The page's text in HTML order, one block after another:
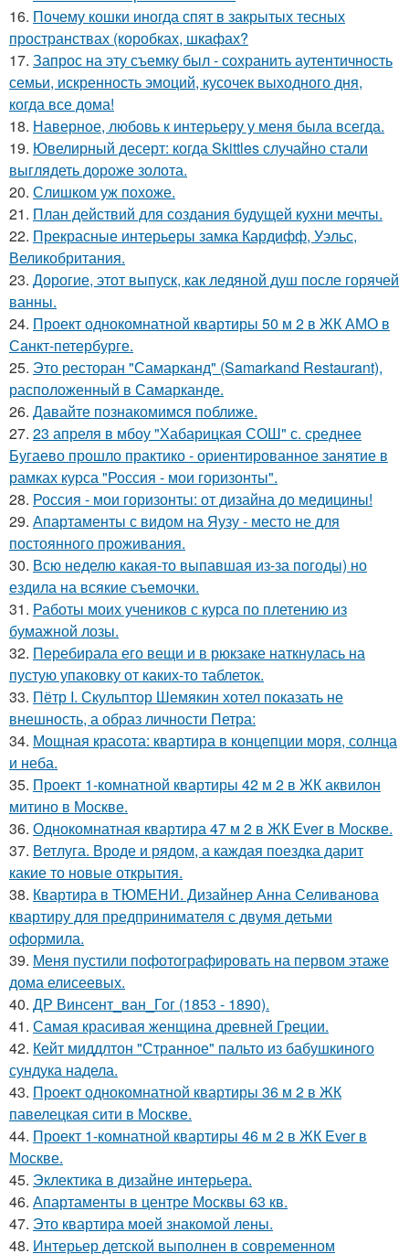
16. Почему кошки иногда спят в закрытых тесных
пространствах (коробках, шкафах?
17. Запрос на эту съемку был - сохранить аутентичность
семьи, искренность эмоций, кусочек выходного дня,
когда все дома!
18. Наверное, любовь к интерьеру у меня была всегда.
19. Ювелирный десерт: когда Skittles случайно стали
выглядеть дороже золота.
20. Слишком уж похоже.
21. План действий для создания будущей кухни мечты.
22. Прекрасные интерьеры замка Кардифф, Уэльс,
Великобритания.
23. Дорогие, этот выпуск, как ледяной душ после горячей
ванны.
24. Проект однокомнатной квартиры 50 м 2 в ЖК АМО в
Санкт-петербурге.
25. Это ресторан "Самарканд" (Samarkand Restaurant),
расположенный в Самарканде.
26. Давайте познакомимся поближе.
27. 23 апреля в мбоу "Хабарицкая СОШ" с. среднее
Бугаево прошло практико - ориентированное занятие в
рамках курса "Россия - мои горизонты".
28. Россия - мои горизонты: от дизайна до медицины!
29. Апартаменты с видом на Яузу - место не для
постоянного проживания.
30. Всю неделю какая-то выпавшая из-за погоды) но
ездила на всякие съемочки.
31. Работы моих учеников с курса по плетению из
бумажной лозы.
32. Перебирала его вещи и в рюкзаке наткнулась на
пустую упаковку от каких-то таблеток.
33. Пётр I. Скульптор Шемякин хотел показать не
внешность, а образ личности Петра:
34. Мощная красота: квартира в концепции моря, солнца
и неба.
35. Проект 1-комнатной квартиры 42 м 2 в ЖК аквилон
митино в Москве.
36. Однокомнатная квартира 47 м 2 в ЖК Ever в Москве.
37. Ветлуга. Вроде и рядом, а каждая поездка дарит
какие то новые открытия.
38. Квартира в ТЮМЕНИ. Дизайнер Анна Селиванова
квартиру для предпринимателя с двумя детьми
оформила.
39. Меня пустили пофотографировать на первом этаже
дома елисеевых.
40. ДР Винсент_ван_Гог (1853 - 1890).
41. Самая красивая женщина древней Греции.
42. Кейт миддлтон "Странное" пальто из бабушкиного
сундука надела.
43. Проект однокомнатной квартиры 36 м 2 в ЖК
павелецкая сити в Москве.
44. Проект 1-комнатной квартиры 46 м 2 в ЖК Ever в
Москве.
45. Эклектика в дизайне интерьера.
46. Апартаменты в центре Москвы 63 кв.
47. Это квартира моей знакомой лены.
48. Интерьер детской выполнен в современном